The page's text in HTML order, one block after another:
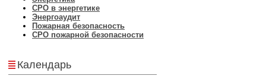
СРО в энергетике
Энергоаудит
Пожарная безопасность
СРО пожарной безопасности
Календарь